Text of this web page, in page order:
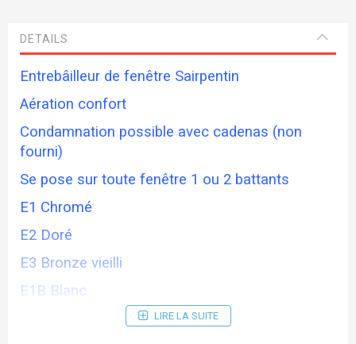
DETAILS
Entrebâilleur de fenêtre Sairpentin
Aération confort
Condamnation possible avec cadenas (non
fourni)
Se pose sur toute fenêtre 1 ou 2 battants
E1 Chromé
E2 Doré
E3 Bronze vieilli
E1B Blanc
Visserie fournie (fixation invisible)
LIRE LA SUITE